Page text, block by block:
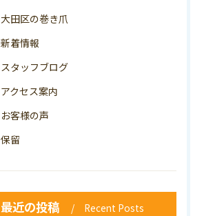
大田区の巻き爪
新着情報
スタッフブログ
アクセス案内
お客様の声
保留
最近の投稿 Recent Posts